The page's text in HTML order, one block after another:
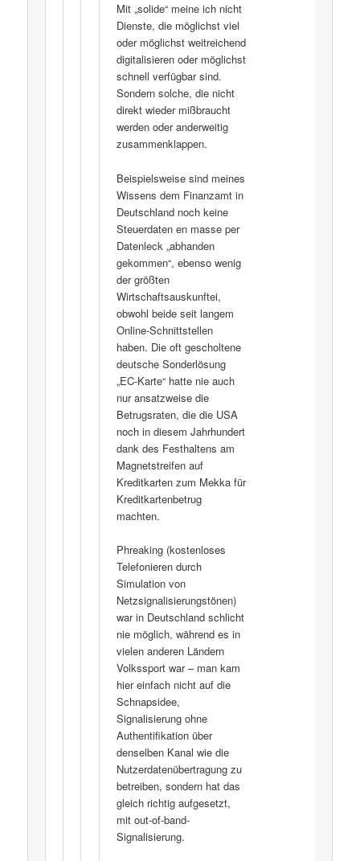
Mit „solide“ meine ich nicht
Dienste, die möglichst viel
oder möglichst weitreichend
digitalisieren oder möglichst
schnell verfügbar sind.
Sondern solche, die nicht
direkt wieder mißbraucht
werden oder anderweitig
zusammenklappen.
Beispielsweise sind meines
Wissens dem Finanzamt in
Deutschland noch keine
Steuerdaten en masse per
Datenleck „abhanden
gekommen“, ebenso wenig
der größten
Wirtschaftsauskunftei,
obwohl beide seit langem
Online-Schnittstellen
haben. Die oft gescholtene
deutsche Sonderlösung
„EC-Karte“ hatte nie auch
nur ansatzweise die
Betrugsraten, die die USA
noch in diesem Jahrhundert
dank des Festhaltens am
Magnetstreifen auf
Kreditkarten zum Mekka für
Kreditkartenbetrug
machten.
Phreaking (kostenloses
Telefonieren durch
Simulation von
Netzsignalisierungstönen)
war in Deutschland schlicht
nie möglich, während es in
vielen anderen Ländern
Volkssport war – man kam
hier einfach nicht auf die
Schnapsidee,
Signalisierung ohne
Authentifikation über
denselben Kanal wie die
Nutzerdatenübertragung zu
betreiben, sondern hat das
gleich richtig aufgesetzt,
mit out-of-band-
Signalisierung.